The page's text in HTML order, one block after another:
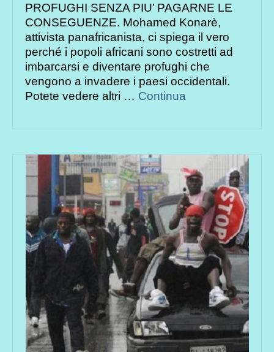
PROFUGHI SENZA PIU’ PAGARNE LE
CONSEGUENZE. Mohamed Konarè,
attivista panafricanista, ci spiega il vero
perché i popoli africani sono costretti ad
imbarcarsi e diventare profughi che
vengono a invadere i paesi occidentali.
Potete vedere altri … Continua